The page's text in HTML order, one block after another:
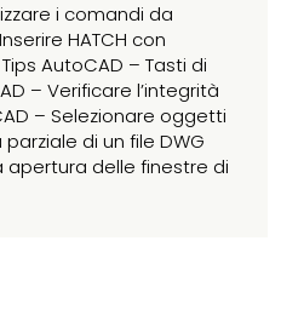
i comandi da
HATCH con
AutoCAD – Tasti di
– Verificare l’integrità
– Selezionare oggetti
di un file DWG
apertura delle finestre di